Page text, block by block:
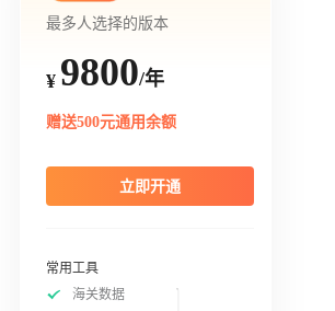
最多人选择的版本
¥ 9800/年
赠送500元通用余额
立即开通
常用工具
海关数据